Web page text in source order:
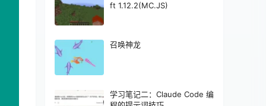
ft 1.12.2(MC.JS)
召唤神龙
学习笔记二：Claude Code 编